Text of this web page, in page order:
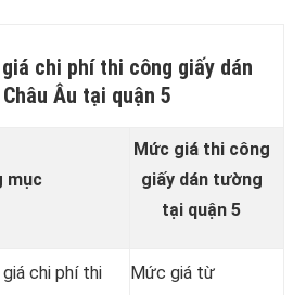
chi phí thi công giấy dán
Âu tại quận 5
mục
Mức giá thi công
giấy dán tường
tại quận 5
chi phí thi
Mức giá từ